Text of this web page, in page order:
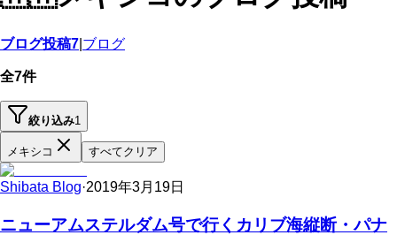
ブログ投稿7 ブログ
全7件
絞り込み1
メキシコ すべてクリア
Shibata Blog·2019年3月19日
ニューアムステルダム号で行くカリブ海縦断・パナ